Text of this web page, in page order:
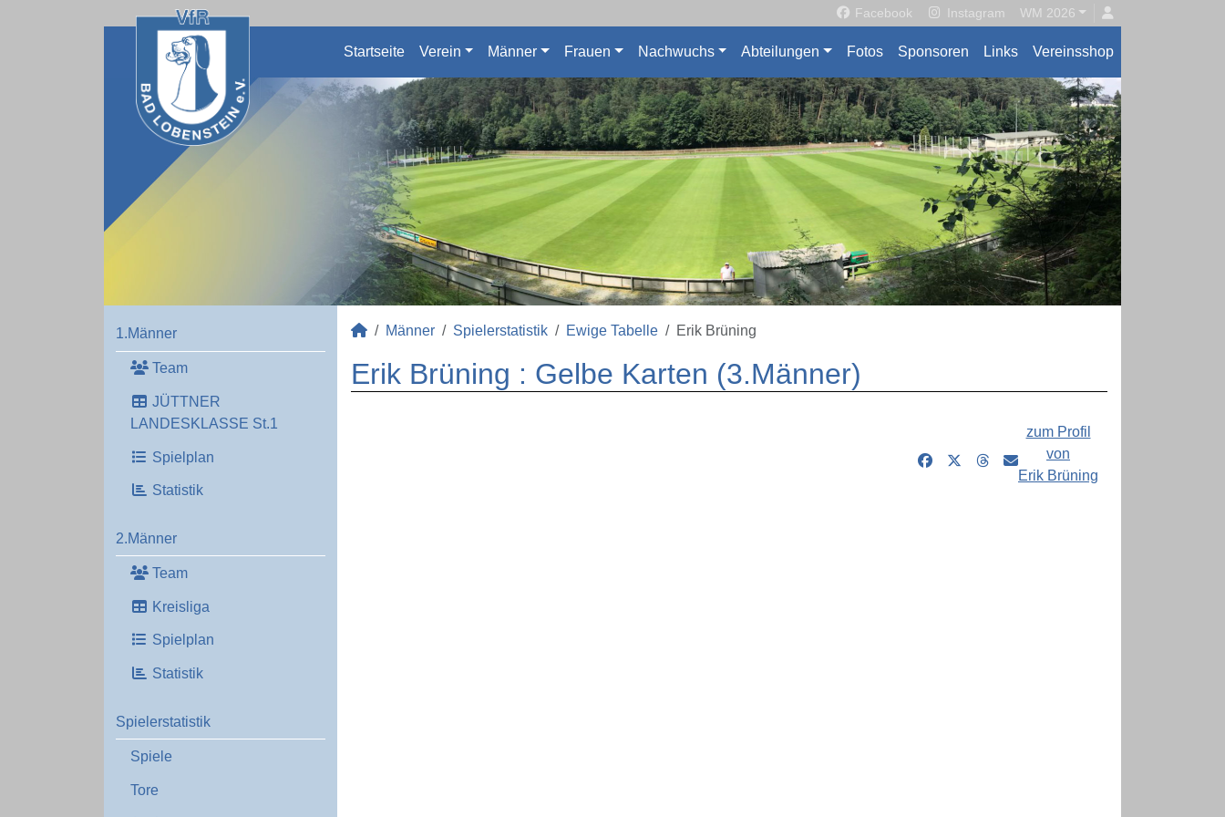
Facebook Instagram WM 2026
Startseite Verein Männer Frauen Nachwuchs Abteilungen Fotos Sponsoren Links Vereinsshop
1.Männer
Team
JÜTTNER
LANDESKLASSE St.1
Spielplan
Statistik
2.Männer
Team
Kreisliga
Spielplan
Statistik
Spielerstatistik
Spiele
Tore
Männer Spielerstatistik Ewige Tabelle Erik Brüning
Erik Brüning : Gelbe Karten (3.Männer)
zum Profil
von
Erik Brüning